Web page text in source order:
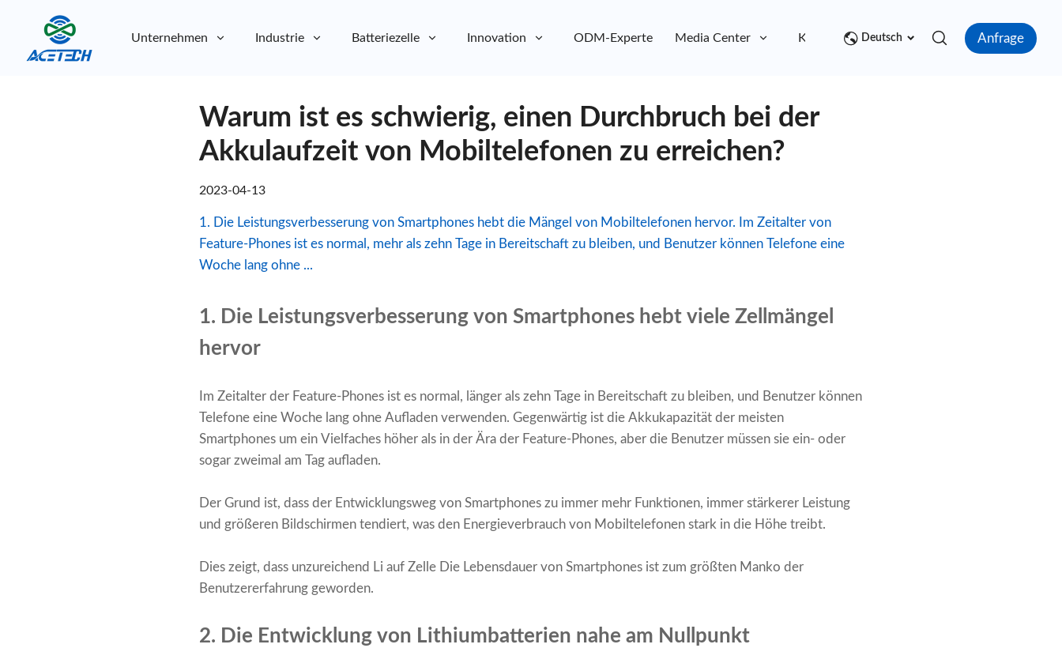
Unternehmen Industrie Batteriezelle Innovation ODM-Experte Media Center Kontakt Deutsch Anfrage
Warum ist es schwierig, einen Durchbruch bei der
Akkulaufzeit von Mobiltelefonen zu erreichen?
2023-04-13
1. Die Leistungsverbesserung von Smartphones hebt die Mängel von Mobiltelefonen hervor. Im Zeitalter von
Feature-Phones ist es normal, mehr als zehn Tage in Bereitschaft zu bleiben, und Benutzer können Telefone eine
Woche lang ohne ...
1. Die Leistungsverbesserung von Smartphones hebt viele Zellmängel
hervor
Im Zeitalter der Feature-Phones ist es normal, länger als zehn Tage in Bereitschaft zu bleiben, und Benutzer können
Telefone eine Woche lang ohne Aufladen verwenden. Gegenwärtig ist die Akkukapazität der meisten
Smartphones um ein Vielfaches höher als in der Ära der Feature-Phones, aber die Benutzer müssen sie ein- oder
sogar zweimal am Tag aufladen.
Der Grund ist, dass der Entwicklungsweg von Smartphones zu immer mehr Funktionen, immer stärkerer Leistung
und größeren Bildschirmen tendiert, was den Energieverbrauch von Mobiltelefonen stark in die Höhe treibt.
Dies zeigt, dass unzureichend Li auf Zelle Die Lebensdauer von Smartphones ist zum größten Manko der
Benutzererfahrung geworden.
2. Die Entwicklung von Lithiumbatterien nahe am Nullpunkt